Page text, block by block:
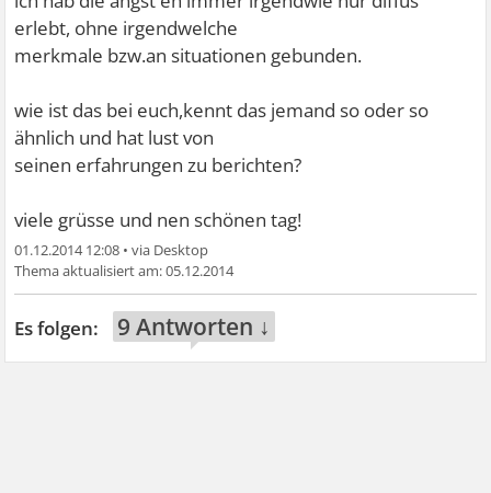
erlebt, ohne irgendwelche
merkmale bzw.an situationen gebunden.
wie ist das bei euch,kennt das jemand so oder so
ähnlich und hat lust von
seinen erfahrungen zu berichten?
viele grüsse und nen schönen tag!
01.12.2014 12:08 •
05.12.2014
9 Antworten ↓